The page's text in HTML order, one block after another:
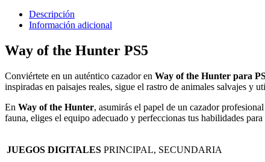
Descripción
Información adicional
Way of the Hunter PS5
Conviértete en un auténtico cazador en Way of the Hunter para
inspiradas en paisajes reales, sigue el rastro de animales salvajes y
En Way of the Hunter, asumirás el papel de un cazador
fauna, eliges el equipo adecuado y perfeccionas tus habilidades
JUEGOS DIGITALES PRINCIPAL, SECUNDARIA